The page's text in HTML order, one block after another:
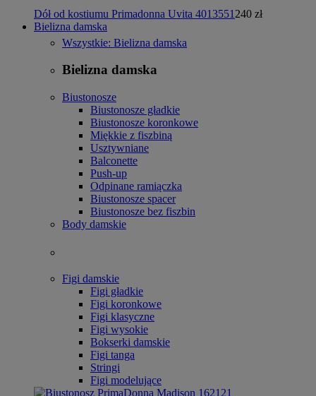
Dół od kostiumu Primadonna Uvita 4013551 240 zł
Bielizna damska
Wszystkie: Bielizna damska
Bielizna damska
Biustonosze
Biustonosze gładkie
Biustonosze koronkowe
Miękkie z fiszbiną
Usztywniane
Balconette
Push-up
Odpinane ramiączka
Biustonosze spacer
Biustonosze bez fiszbin
Body damskie
Figi damskie
Figi gładkie
Figi koronkowe
Figi klasyczne
Figi wysokie
Bokserki damskie
Figi tanga
Stringi
Figi modelujące